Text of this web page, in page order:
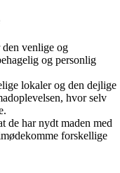
venlige og
og personlig
lokaler og den dejlige
hvor selv
de har nydt maden med
forskellige